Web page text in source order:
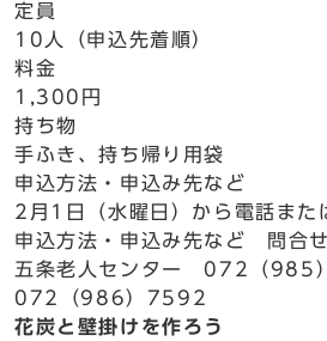
定員
10人（申込先着順）
料金
1,300円
持ち物
手ふき、持ち帰り用袋
申込方法・申込み先など
2月1日（水曜日）から電話また
申込方法・申込み先など 問合
五条老人センター 072（985
072（986）7592
花炭と壁掛けを作ろう